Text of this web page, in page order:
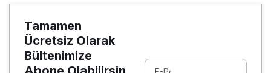
Tamamen
Ücretsiz Olarak
Bültenimize